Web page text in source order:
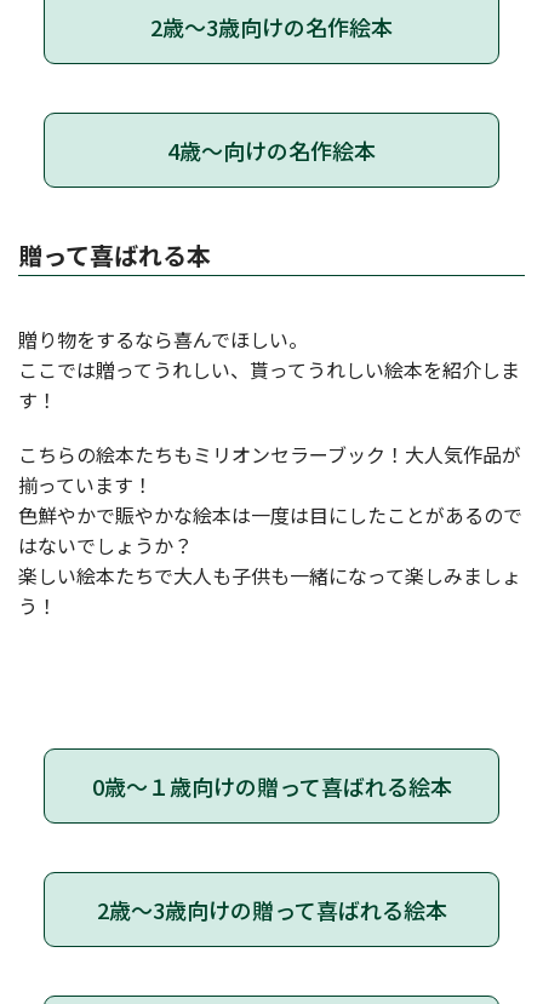
2歳～3歳向けの名作絵本
4歳～向けの名作絵本
贈って喜ばれる本
贈り物をするなら喜んでほしい。
ここでは贈ってうれしい、貰ってうれしい絵本を紹介しま
す！
こちらの絵本たちもミリオンセラーブック！大人気作品が
揃っています！
色鮮やかで賑やかな絵本は一度は目にしたことがあるので
はないでしょうか？
楽しい絵本たちで大人も子供も一緒になって楽しみましょ
う！
0歳～１歳向けの贈って喜ばれる絵本
2歳～3歳向けの贈って喜ばれる絵本